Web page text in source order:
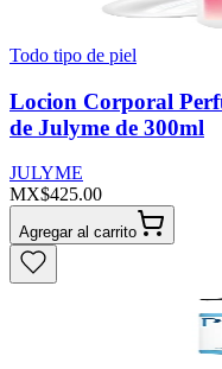
Todo tipo de piel
Locion Corporal
de Julyme de 300ml
JULYME
MX$425.00
Agregar al carrito